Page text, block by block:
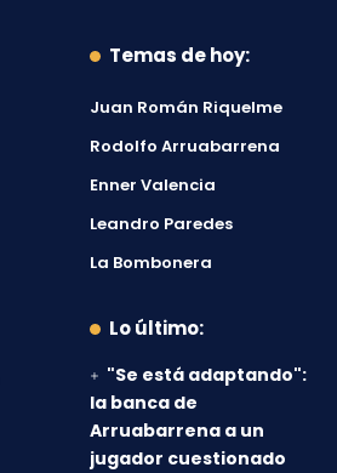
Temas de hoy:
Juan Román Riquelme
Rodolfo Arruabarrena
Enner Valencia
Leandro Paredes
La Bombonera
Lo último:
"Se está adaptando":
la banca de
Arruabarrena a un
jugador cuestionado